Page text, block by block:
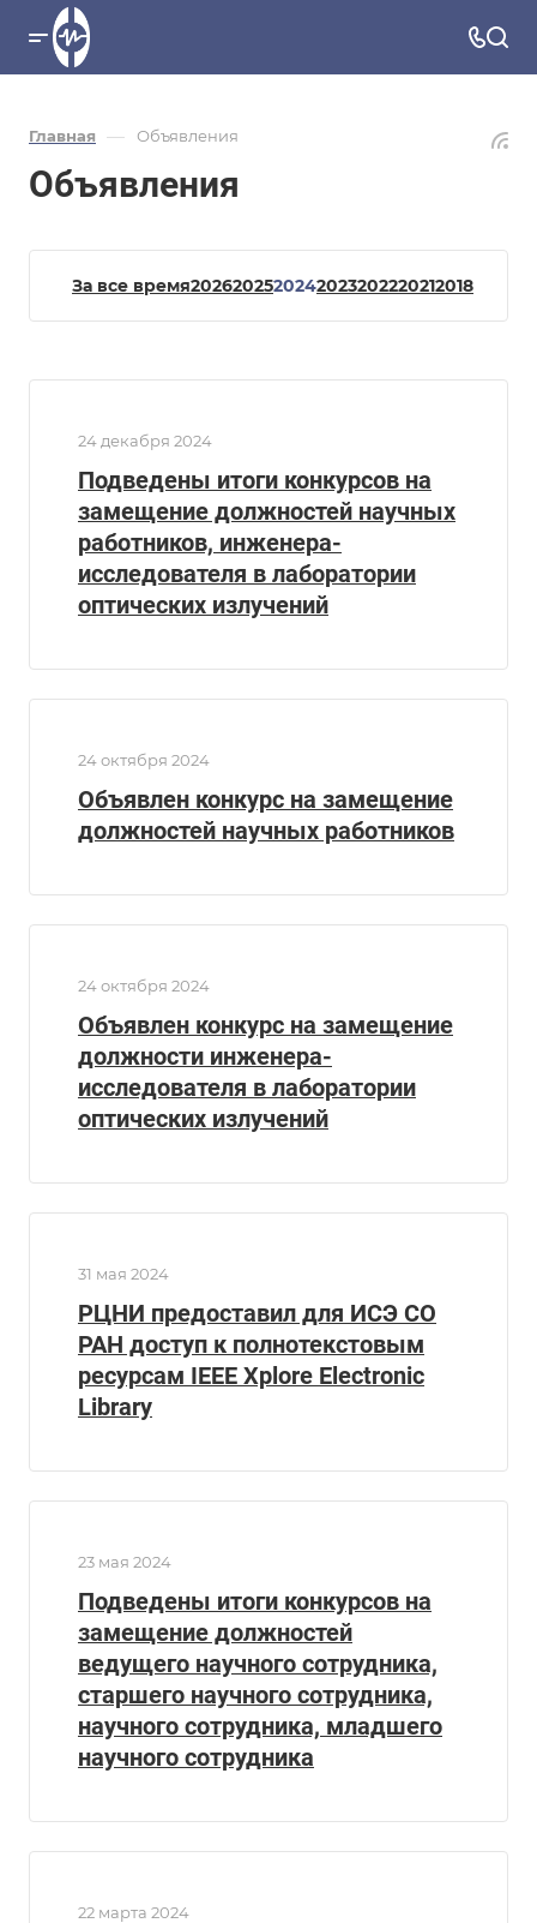
Главная — Объявления
Объявления
За все время2026202520242023202220212018
24 декабря 2024
Подведены итоги конкурсов на
замещение должностей научных
работников, инженера-
исследователя в лаборатории
оптических излучений
24 октября 2024
Объявлен конкурс на замещение
должностей научных работников
24 октября 2024
Объявлен конкурс на замещение
должности инженера-
исследователя в лаборатории
оптических излучений
31 мая 2024
РЦНИ предоставил для ИСЭ СО
РАН доступ к полнотекстовым
ресурсам IEEE Xplore Electronic
Library
23 мая 2024
Подведены итоги конкурсов на
замещение должностей
ведущего научного сотрудника,
старшего научного сотрудника,
научного сотрудника, младшего
научного сотрудника
22 марта 2024